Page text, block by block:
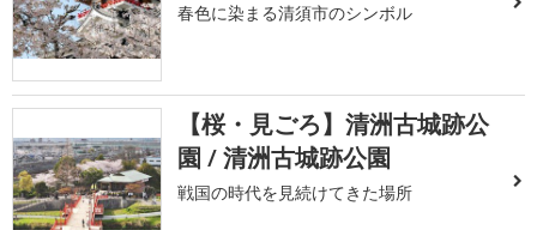
春色に染まる清須市のシンボル
【桜・見ごろ】清洲古城跡公
園 / 清洲古城跡公園
戦国の時代を見続けてきた場所